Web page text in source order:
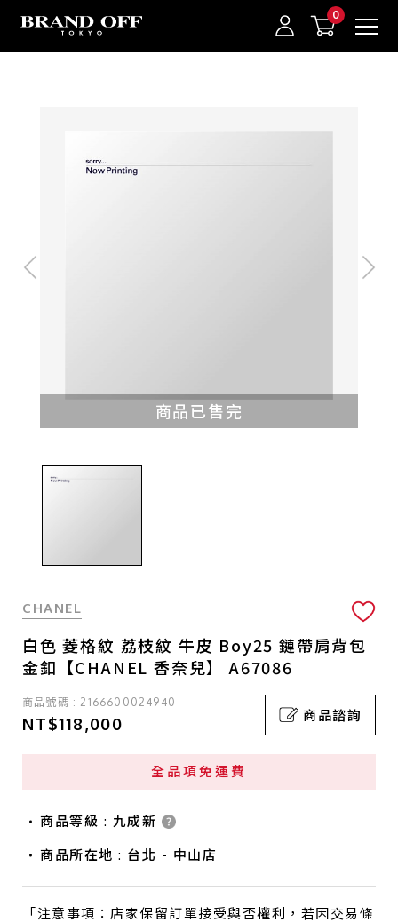
中古名牌業界No.1的BRAND OFF。BRAND OFF官網購物/h1>
登入/註冊
商品已售完
CHANEL
白色 菱格紋 荔枝紋 牛皮 Boy25 鏈帶肩背包
金釦【CHANEL 香奈兒】 A67086
商品號碼 : 2166600024940
NT$118,000 商品諮詢
全品項免運費
商品等級 : 九成新
商品所在地 : 台北 - 中山店
「注意事項：店家保留訂單接受與否權利，若因交易條